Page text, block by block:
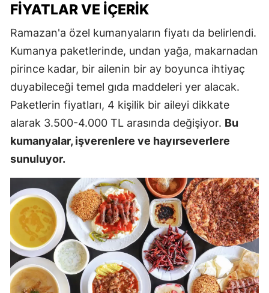
FIYATLAR VE İÇERIK
Ramazan'a özel kumanyaların fiyatı da belirlendi.
Kumanya paketlerinde, undan yağa, makarnadan
pirince kadar, bir ailenin bir ay boyunca ihtiyaç
duyabileceği temel gıda maddeleri yer alacak.
Paketlerin fiyatları, 4 kişilik bir aileyi dikkate
alarak 3.500-4.000 TL arasında değişiyor. Bu
kumanyalar, işverenlere ve hayırseverlere
sunuluyor.